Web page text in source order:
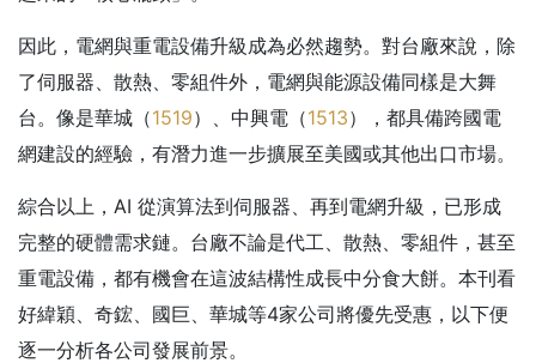
因此，電網與重電設備升級成為必然趨勢。對台廠來說，除
了伺服器、散熱、零組件外，電網與能源設備同樣是大舞
台。像是華城（1519）、中興電（1513），都具備跨國電
網建設的經驗，有潛力進一步擴展至美國或其他出口市場。
綜合以上，AI 從演算法到伺服器、再到電網升級，已形成
完整的硬體需求鏈。台廠不論是代工、散熱、零組件，甚至
重電設備，都有機會在這波結構性成長中分食大餅。本刊看
好緯穎、奇鋐、國巨、華城等4家公司將優先受惠，以下便
逐一分析各公司發展前景。